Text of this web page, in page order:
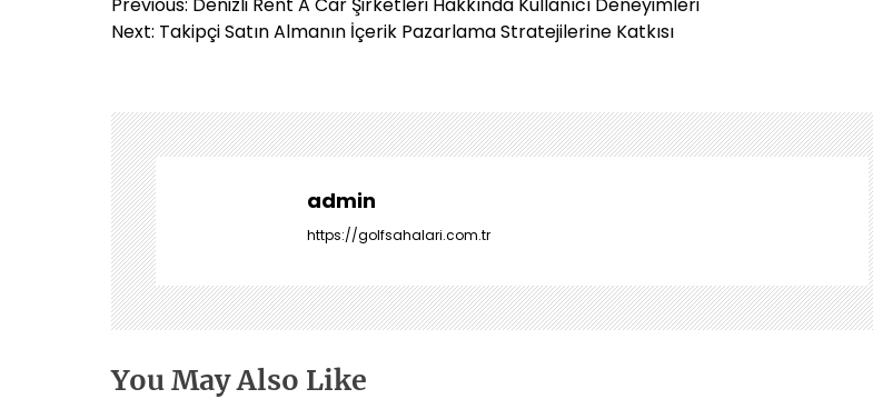
a
g
e
z
i
n
m
e
s
i
Next: Takipçi Satın Almanın İçerik Pazarlama Stratejilerine Katkısı
admin
https://golfsahalari.com.tr
You May Also Like